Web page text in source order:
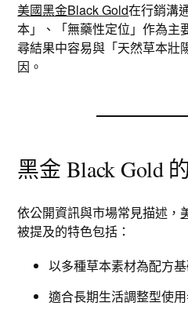
美國黑金Black Gold在行銷溝
本」、「無藥性定位」作為主
尋結果中容易與「天然草本壯
因。
黑金 Black Gold
依公開資訊與市場常見描述，
被提及的特色包括：
以多種草本素材為配方
適合長期生活調整型使